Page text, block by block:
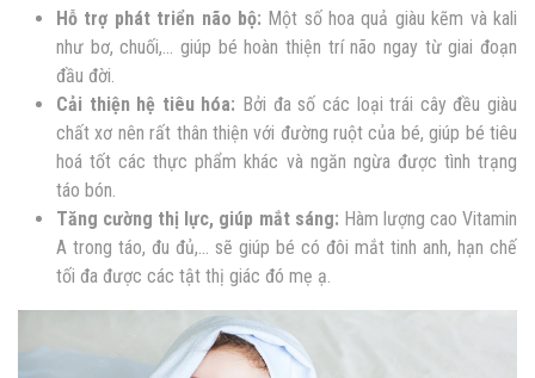
Hỗ trợ phát triển não bộ: Một số hoa quả giàu kẽm và kali
như bơ, chuối,… giúp bé hoàn thiện trí não ngay từ giai đoạn
đầu đời.
Cải thiện hệ tiêu hóa: Bởi đa số các loại trái cây đều giàu
chất xơ nên rất thân thiện với đường ruột của bé, giúp bé tiêu
hoá tốt các thực phẩm khác và ngăn ngừa được tình trạng
táo bón.
Tăng cường thị lực, giúp mắt sáng: Hàm lượng cao Vitamin
A trong táo, đu đủ,… sẽ giúp bé có đôi mắt tinh anh, hạn chế
tối đa được các tật thị giác đó mẹ ạ.